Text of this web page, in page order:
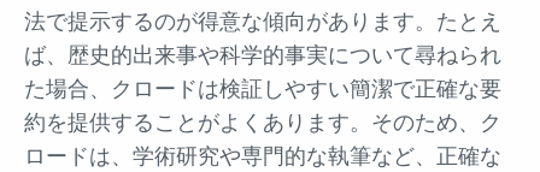
法で提示するのが得意な傾向があります。たとえ
ば、歴史的出来事や科学的事実について尋ねられ
た場合、クロードは検証しやすい簡潔で正確な要
約を提供することがよくあります。そのため、ク
ロードは、学術研究や専門的な執筆など、正確な